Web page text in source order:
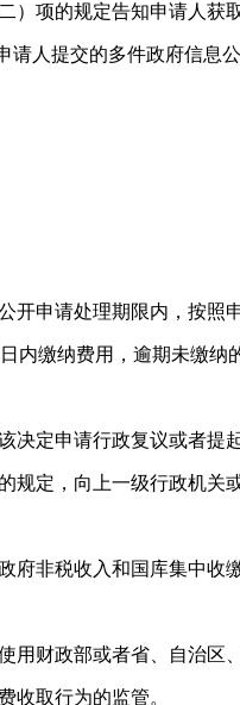
）项的规定告知申请人
人提交的多件政府信息
申请处理期限内，按照
缴纳费用，逾期未缴纳
决定申请行政复议或者
定，向上一级行政机关
非税收入和国库集中收
财政部或者省、自治区
收取行为的监管。